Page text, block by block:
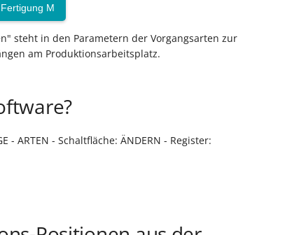
M
steht in den Parametern der Vorgangsarten zur
am Produktionsarbeitsplatz.
- ARTEN - Schaltfläche: ÄNDERN - Register: